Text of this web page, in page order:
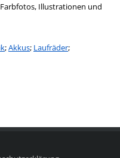
Illustrationen und
;Akkus; Laufräder;